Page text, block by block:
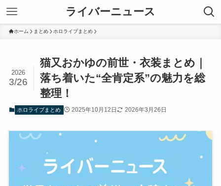
ライバーニュース
ホーム まとめ ホロライブまとめ
猫又おかゆの前世・衣装まとめ｜
落ち着いた“全肯定系”の魅力を総
整理！
2026
3/26
ホロライブまとめ 2025年10月12日 2026年3月26日